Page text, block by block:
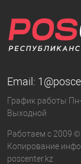
Email:
График работы
Выходной
Работаем с 2009 ©
Копирование
poscenter.kz